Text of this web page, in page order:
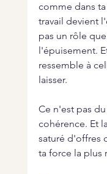
comme dans
travail devient
pas un rôle
l'épuisement.
ressemble à
laisser.
Ce n'est pas
cohérence. Et
saturé d'offres
ta force la plus